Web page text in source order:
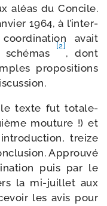
aléas du Concile.
1964, à l’in­ter­
avait
[2]
, dont
pro­po­si­tions
le texte fut tota­le­
mou­ture !) et
treize
Approuvé
puis par le
la mi-​juillet aux
les avis pour